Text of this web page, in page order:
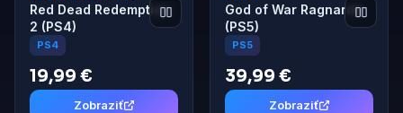
Red Dead Redemption
2 (PS4)
PS4
19,99 €
Zobraziť
God of War Ragnarok
(PS5)
PS5
39,99 €
Zobraziť